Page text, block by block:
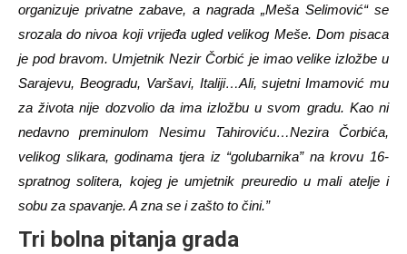
organizuje privatne zabave, a nagrada „Meša Selimović“ se
srozala do nivoa koji vrijeđa ugled velikog Meše. Dom pisaca
je pod bravom. Umjetnik Nezir Čorbić je imao velike izložbe u
Sarajevu, Beogradu, Varšavi, Italiji…Ali, sujetni Imamović mu
za života nije dozvolio da ima izložbu u svom gradu. Kao ni
nedavno preminulom Nesimu Tahiroviću…Nezira Čorbića,
velikog slikara, godinama tjera iz “golubarnika” na krovu 16-
spratnog solitera, kojeg je umjetnik preuredio u mali atelje i
sobu za spavanje. A zna se i zašto to čini.”
Tri bolna pitanja grada